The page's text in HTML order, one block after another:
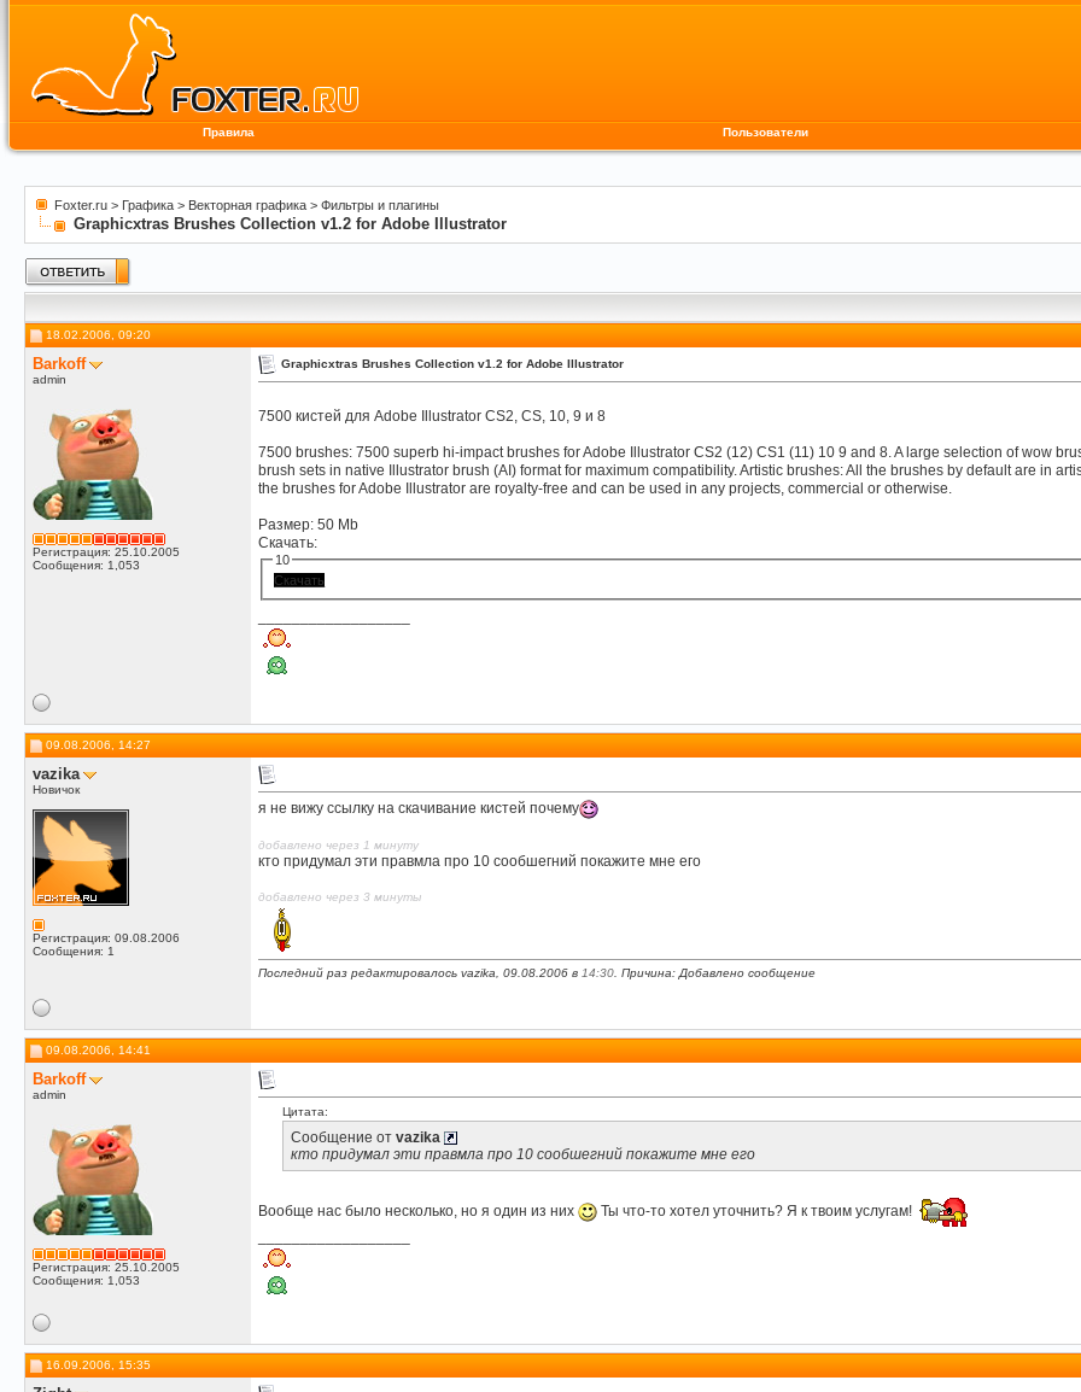
Правила Пользователи
Foxter.ru > Графика > Векторная графика > Фильтры и плагины
Graphicxtras Brushes Collection v1.2 for Adobe Illustrator
18.02.2006, 09:20
Barkoff
admin
Регистрация: 25.10.2005
Сообщения: 1,053
Graphicxtras Brushes Collection v1.2 for Adobe Illustrator
7500 кистей для Adobe Illustrator CS2, CS, 10, 9 и 8
7500 brushes: 7500 superb hi-impact brushes for Adobe Illustrator CS2 (12) CS1 (11) 10 9 and 8. A large selection of wow
brush sets in native Illustrator brush (AI) format for maximum compatibility. Artistic brushes: All the brushes by default are in
the brushes for Adobe Illustrator are royalty-free and can be used in any projects, commercial or otherwise.
Размер: 50 Mb
Скачать:
10
Скачать
09.08.2006, 14:27
vazika
Новичок
Регистрация: 09.08.2006
Сообщения: 1
я не вижу ссылку на скачивание кистей почему
добавлено через 1 минуту
кто придумал эти правмла про 10 сообшегний покажите мне его
добавлено через 3 минуты
Последний раз редактировалось vazika, 09.08.2006 в 14:30 . Причина: Добавлено сообщение
09.08.2006, 14:41
Barkoff
admin
Регистрация: 25.10.2005
Сообщения: 1,053
Цитата:
Сообщение от vazika
кто придумал эти правмла про 10 сообшегний покажите мне его
Вообще нас было несколько, но я один из них
Ты что-то хотел уточнить? Я к твоим услугам!
16.09.2006, 15:35